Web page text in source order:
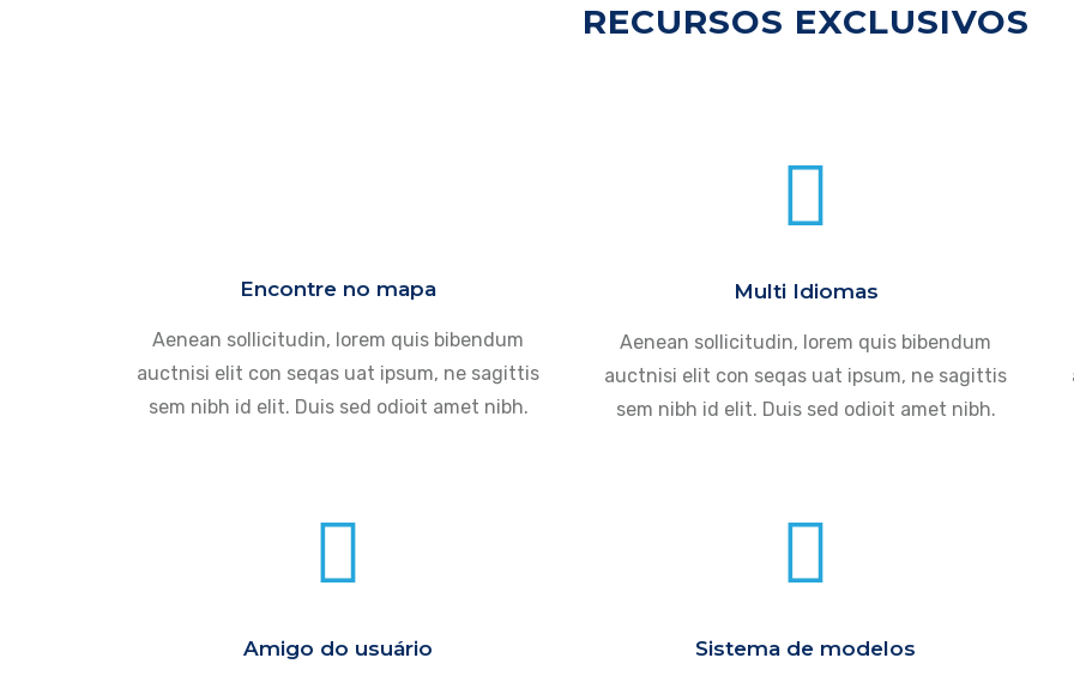
RECURSOS EXCLUSIVOS
Encontre no mapa
Aenean sollicitudin, lorem quis bibendum
auctnisi elit con seqas uat ipsum, ne sagittis
sem nibh id elit. Duis sed odioit amet nibh.
Multi Idiomas
Aenean sollicitudin, lorem quis bibendum
auctnisi elit con seqas uat ipsum, ne sagittis
sem nibh id elit. Duis sed odioit amet nibh.
Amigo do usuário Sistema de modelos